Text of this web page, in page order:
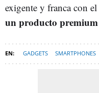
exigente y franca con
un producto
GADGETS SMARTPHONES